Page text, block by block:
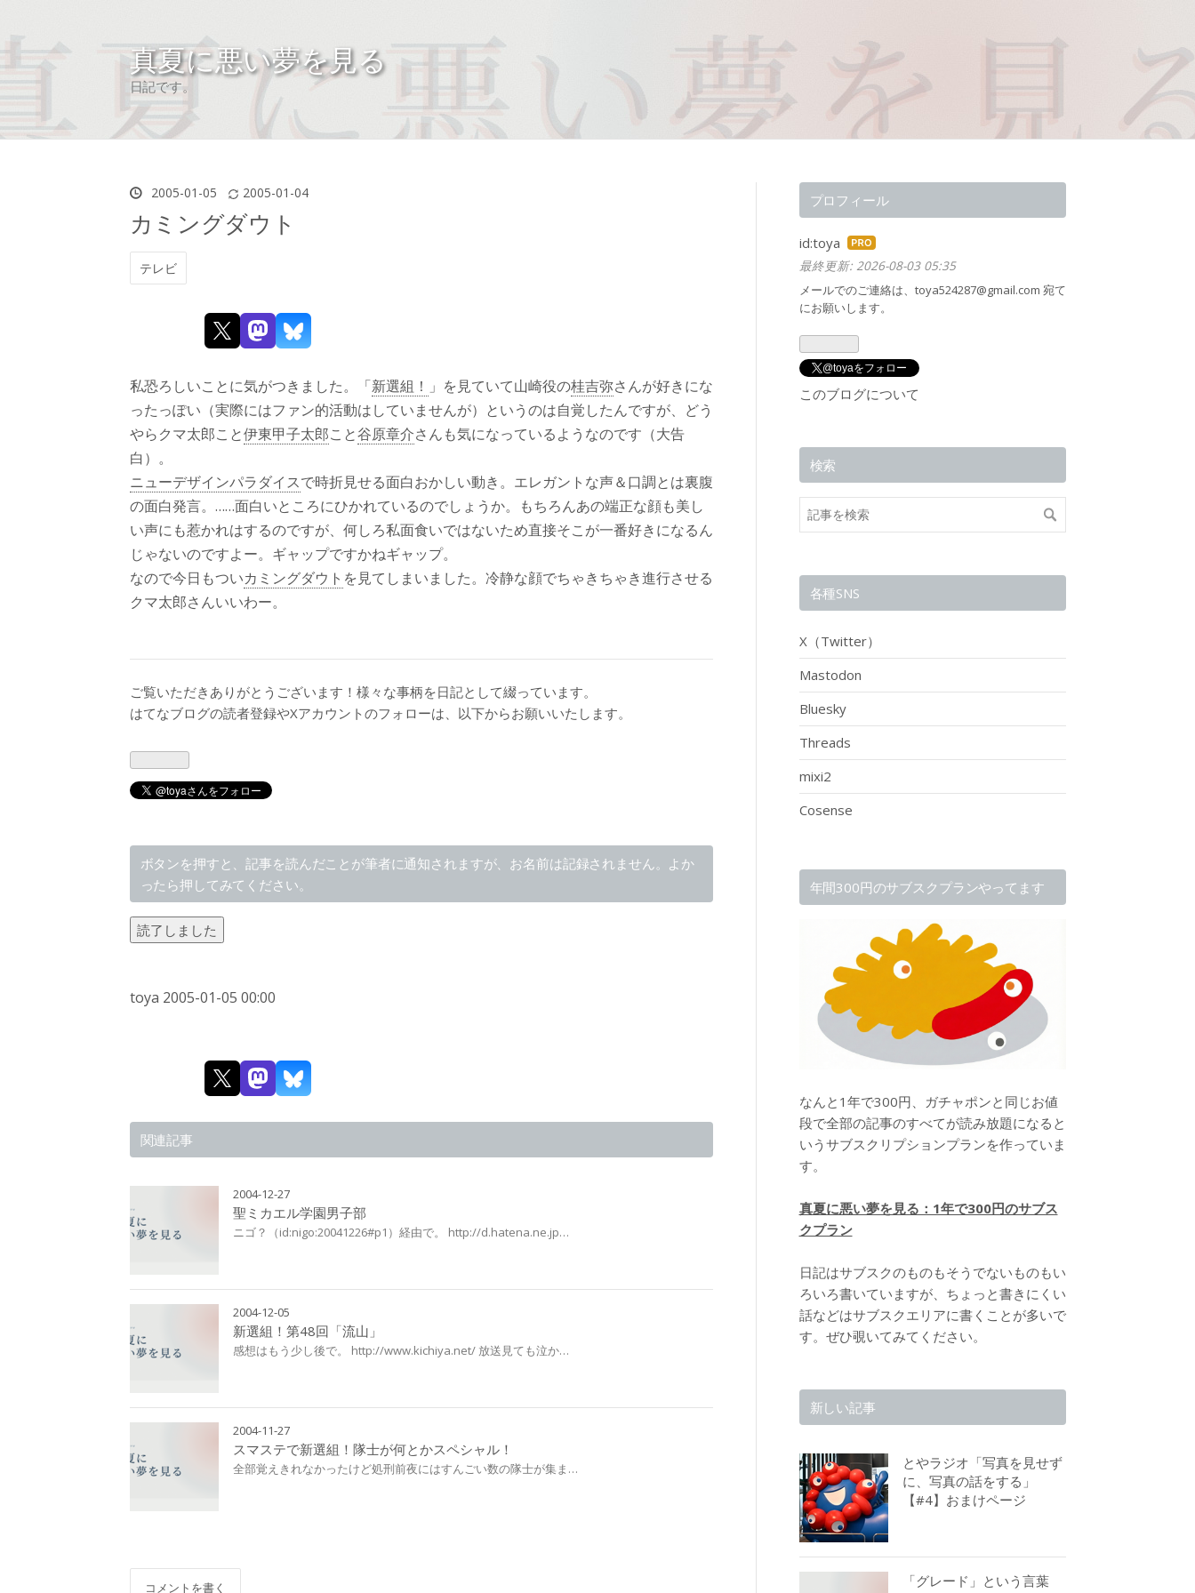
真夏に悪い夢を見る
日記です。
2005-01 -05 2005-01 -04
カミングダウト
テレビ
私恐ろしいことに気がつきました。「新選組！ 」を見ていて山崎役の桂吉弥さんが好きにな
ったっぽい（実際にはファン的活動はしていませんが）というのは自覚したんですが、どう
やらクマ太郎こと伊東甲子太郎こと谷原章介さんも気になっているようなのです（大告
白）。
ニューデザインパラダイスで時折見せる面白おかしい動き。エレガントな声＆口調とは裏腹
の面白発言。……面白いところにひかれているのでしょうか。もちろんあの端正な顔も美し
い声にも惹かれはするのですが、何しろ私面食いではないため直接そこが一番好きになるん
じゃないのですよー。ギャップですかねギャップ。
なので今日もついカミングダウト を見てしまいました。冷静な顔でちゃきちゃき進行させる
クマ太郎さんいいわー。
ご覧いただきありがとうございます！様々な事柄を日記として綴っています。
はてなブログの読者登録やXアカウントのフォローは、以下からお願いいたします。
ボタンを押すと、記事を読んだことが筆者に通知されますが、お名前は記録されません。よか
ったら押してみてください。
読了しました
toya 2005-01-05 00:00
関連記事
2004-12-27
聖ミカエル学園男子部
ニゴ？（id:nigo:20041226#p1）経由で。 http://d.hatena.ne.jp…
2004-12-05
新選組！第48回「流山」
感想はもう少し後で。 http://www.kichiya.net/ 放送見ても泣か…
2004-11-27
スマステで新選組！隊士が何とかスペシャル！
全部覚えきれなかったけど処刑前夜にはすんごい数の隊士が集ま…
コメントを書く
プロフィール
id:toya はて
なブ
ログ
Pro
最終更新: 2026-08-03 05:35
メールでのご連絡は、toya524287@gmail.com 宛て
にお願いします。
@toyaをフォロー
このブログについて
検索
各種SNS
X（Twitter）
Mastodon
Bluesky
Threads
mixi2
Cosense
年間300円のサブスクプランやってます
なんと1年で300円、ガチャポンと同じお値
段で全部の記事のすべてが読み放題になると
いうサブスクリプションプランを作っていま
す。
真夏に悪い夢を見る：1年で300円のサブス
クプラン
日記はサブスクのものもそうでないものもい
ろいろ書いていますが、ちょっと書きにくい
話などはサブスクエリアに書くことが多いで
す。ぜひ覗いてみてください。
新しい記事
とやラジオ「写真を見せず
に、写真の話をする」
【#4】おまけページ
「グレード」という言葉